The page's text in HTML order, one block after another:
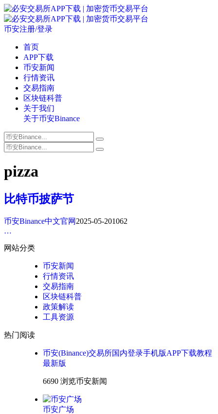
币安注册/登录
首页
APP下载
币安新闻
行情资讯
交易指南
区块链科普
关于我们
关于币安Binance
pizza
比特币披萨节
币安Binance中文官网 2025-05-201062
…
网站分类
币安新闻
行情资讯
交易指南
区块链科普
政策解读
工具资源
热门阅读
币安(Binance)交易所国内登录手机版APP下载教程
最新版
6690 浏览币安新闻
币安广场